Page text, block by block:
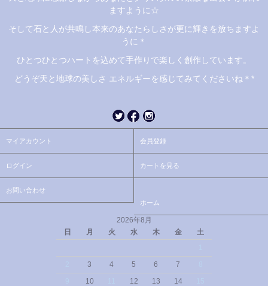
ますように☆
そして石と人が共鳴し本来のあなたらしさが更に輝きを放ちますよ
うに＊
ひとつひとつハートを込めて手作りで楽しく創作しています。
どうぞ天と地球の美しさ エネルギーを感じてみてくださいね＊*
マイアカウント 会員登録
ログイン カートを見る
お問い合わせ
ホーム
2026年8月
日
月 火 水 木 金
土
3 4 5 6 7
10 12 13 14